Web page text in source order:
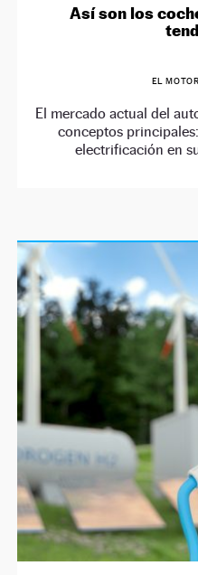
Así son los
EL MOTOR
El mercado actual del
conceptos
electrificación en